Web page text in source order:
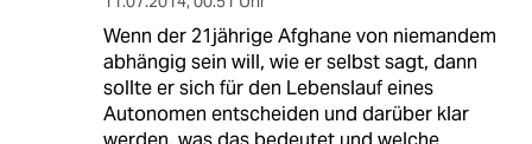
Wenn der 21jährige Afghane von niemandem
abhängig sein will, wie er selbst sagt, dann
sollte er sich für den Lebenslauf eines
Autonomen entscheiden und darüber klar